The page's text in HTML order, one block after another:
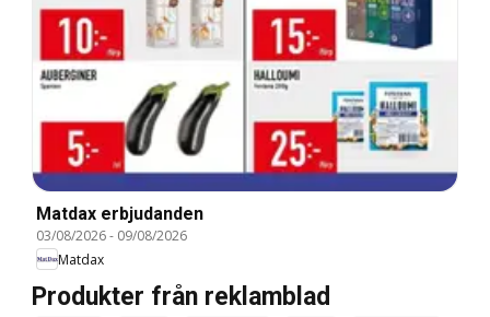
Matdax erbjudanden
03/08/2026- 09/08/2026
Matdax
Produkter från reklamblad